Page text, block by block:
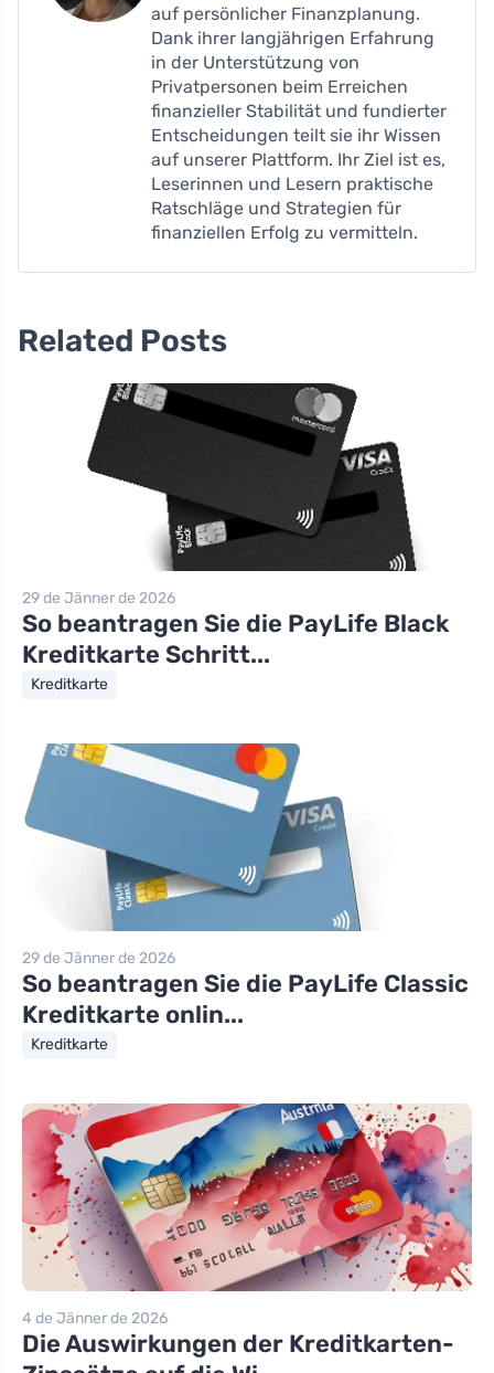
auf persönlicher Finanzplanung.
Dank ihrer langjährigen Erfahrung
in der Unterstützung von
Privatpersonen beim Erreichen
finanzieller Stabilität und fundierter
Entscheidungen teilt sie ihr Wissen
auf unserer Plattform. Ihr Ziel ist es,
Leserinnen und Lesern praktische
Ratschläge und Strategien für
finanziellen Erfolg zu vermitteln.
Related Posts
29 de Jänner de 2026
So beantragen Sie die PayLife Black
Kreditkarte Schritt...
Kreditkarte
29 de Jänner de 2026
So beantragen Sie die PayLife Classic
Kreditkarte onlin...
Kreditkarte
4 de Jänner de 2026
Die Auswirkungen der Kreditkarten-